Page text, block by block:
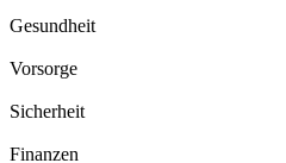
Gesundheit
Vorsorge
Sicherheit
Finanzen